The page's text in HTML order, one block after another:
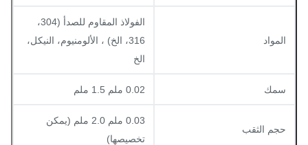
الفولاذ المقاوم للصدأ (304،
316، الخ) ، الألومنيوم، النيكل،
حجم الثقب
0.03 ملم 2.0 ملم (يمكن
تخصيصها)